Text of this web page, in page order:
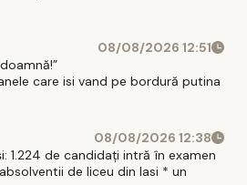
08/08/2026 12:51
care isi vand pe bordură putina
08/08/2026 12:38
1.224 de candidați intră în examen
de liceu din Iasi * un